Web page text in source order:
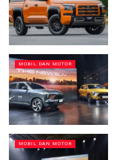
MOBIL DAN MOTOR
MOBIL DAN MOTOR